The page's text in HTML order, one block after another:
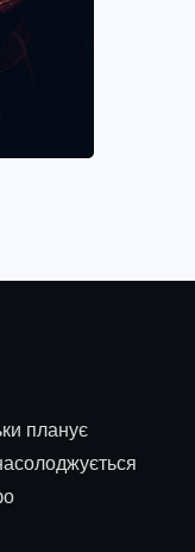
планує